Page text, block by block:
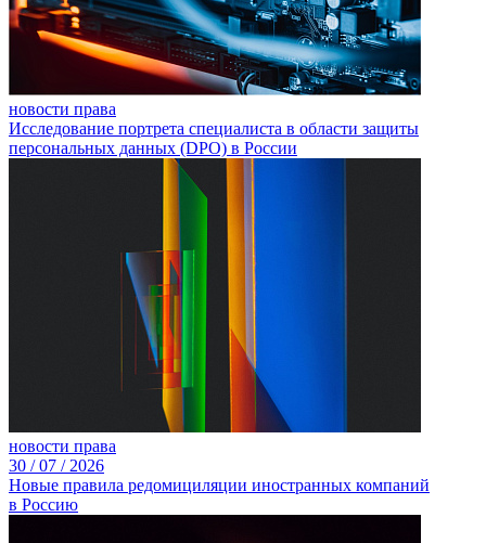
новости права
Исследование портрета специалиста в области защиты
персональных данных (DPO) в России
новости права
30 /07 / 2026
Новые правила редомициляции иностранных компаний
в Россию